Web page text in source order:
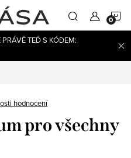
TEĎ S KÓDEM:
hodnocení
pro všechny